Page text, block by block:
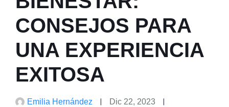
CONSEJOS PARA
UNA EXPERIENCIA
EXITOSA
Emilia Hernández
Dic 22, 2023